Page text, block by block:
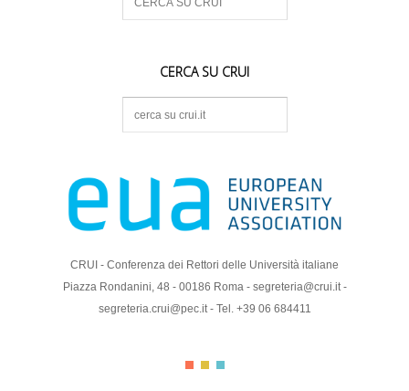
CERCA SU CRUI
c
CRUI - Conferenza dei Rettori delle Università italiane
Piazza Rondanini, 48 - 00186 Roma - segreteria@crui.it -
segreteria.crui@pec.it - Tel. +39 06 684411